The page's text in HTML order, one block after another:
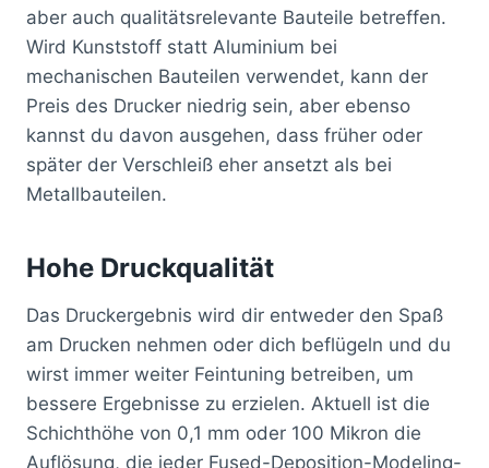
aber auch qualitätsrelevante Bauteile betreffen.
Wird Kunststoff statt Aluminium bei
mechanischen Bauteilen verwendet, kann der
Preis des Drucker niedrig sein, aber ebenso
kannst du davon ausgehen, dass früher oder
später der Verschleiß eher ansetzt als bei
Metallbauteilen.
Hohe Druckqualität
Das Druckergebnis wird dir entweder den Spaß
am Drucken nehmen oder dich beflügeln und du
wirst immer weiter Feintuning betreiben, um
bessere Ergebnisse zu erzielen. Aktuell ist die
Schichthöhe von 0,1 mm oder 100 Mikron die
Auflösung, die jeder Fused-Deposition-Modeling-